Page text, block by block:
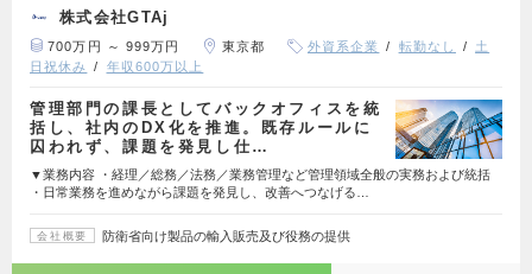
株式会社GTAj
700万円 ～ 999万円 東京都 外資系企業 転勤なし
土
日祝休み
年収600万以上
管理部門の課長としてバックオフィスを統
括し、社内のDX化を推進。既存ルールに
囚われず、課題を発見し仕…
▼業務内容 ・経理／総務／法務／業務管理など管理領域全般の実務および統括
・日常業務を進めながら課題を発見し、改善へつなげる…
会社概要 防衛省向け製品の輸入販売及び役務の提供